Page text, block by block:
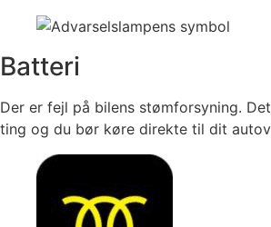
Batteri
Der er fejl på bilens stømforsyning.
ting og du bør køre direkte til dit